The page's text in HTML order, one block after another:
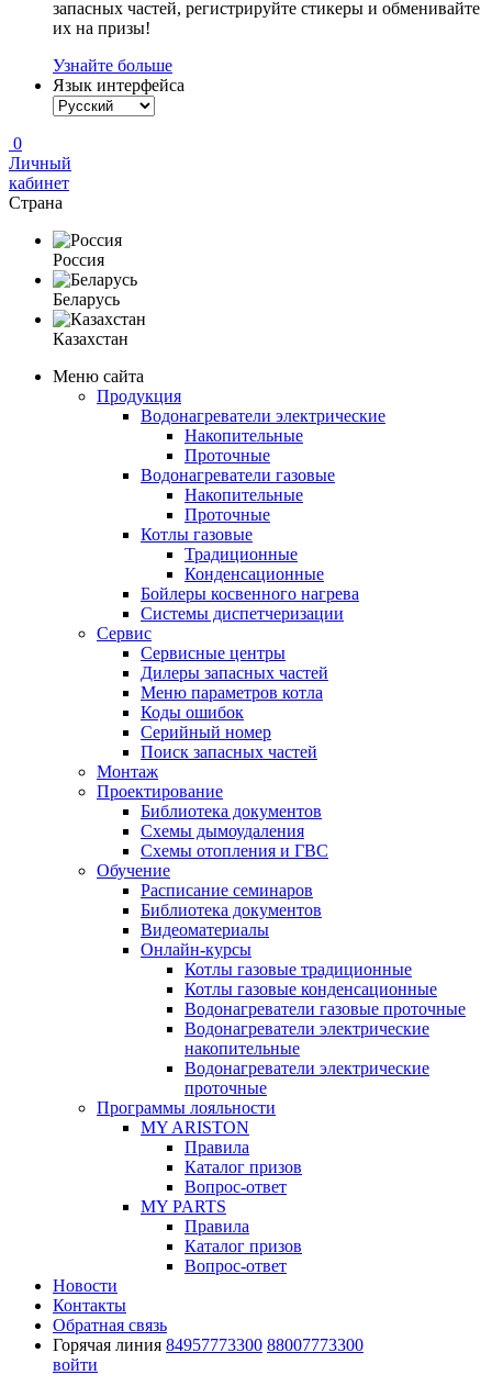
запасных частей, регистрируйте стикеры и обменивайте
их на призы!
Узнайте больше
Язык интерфейса
0
Личный
кабинет
Страна
Россия
Беларусь
Казахстан
Меню сайта
Продукция
Водонагреватели электрические
Накопительные
Проточные
Водонагреватели газовые
Накопительные
Проточные
Котлы газовые
Традиционные
Конденсационные
Бойлеры косвенного нагрева
Системы диспетчеризации
Сервис
Сервисные центры
Дилеры запасных частей
Меню параметров котла
Коды ошибок
Серийный номер
Поиск запасных частей
Монтаж
Проектирование
Библиотека документов
Схемы дымоудаления
Схемы отопления и ГВС
Обучение
Расписание семинаров
Библиотека документов
Видеоматериалы
Онлайн-курсы
Котлы газовые традиционные
Котлы газовые конденсационные
Водонагреватели газовые проточные
Водонагреватели электрические
накопительные
Водонагреватели электрические
проточные
Программы лояльности
MY ARISTON
Правила
Каталог призов
Вопрос-ответ
MY PARTS
Правила
Каталог призов
Вопрос-ответ
Новости
Контакты
Обратная связь
Горячая линия 84957773300 88007773300
войти